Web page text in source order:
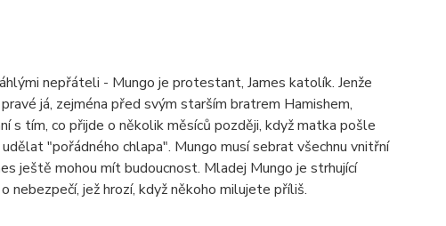
nepřáteli - Mungo je protestant, James katolík. Jenže
já, zejména před svým starším bratrem Hamishem,
s tím, co přijde o několik měsíců později, když matka pošle
"pořádného chlapa". Mungo musí sebrat všechnu vnitřní
ještě mohou mít budoucnost. Mladej Mungo je strhující
nebezpečí, jež hrozí, když někoho milujete příliš.